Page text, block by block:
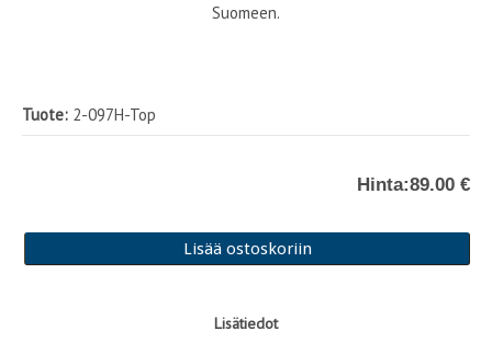
Suomeen.
Tuote: 2-097H-Top
Hinta:89.00 €
Lisätiedot